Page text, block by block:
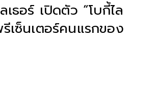
เธอร์ เปิดตัว “โบกี้ไล
เซ็นเตอร์คนแรกของ